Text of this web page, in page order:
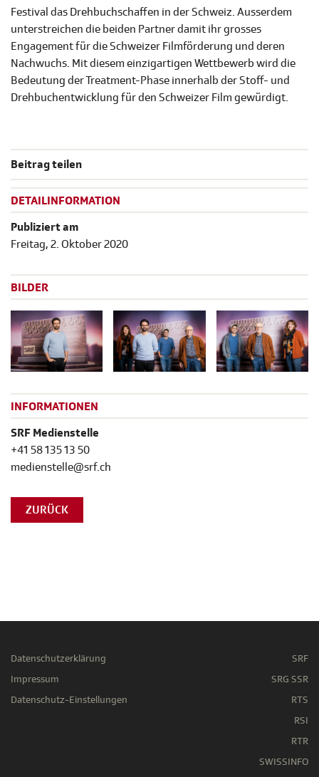
Festival das Drehbuchschaffen in der Schweiz. Ausserdem
unterstreichen die beiden Partner damit ihr grosses
Engagement für die Schweizer Filmförderung und deren
Nachwuchs. Mit diesem einzigartigen Wettbewerb wird die
Bedeutung der Treatment-Phase innerhalb der Stoff- und
Drehbuchentwicklung für den Schweizer Film gewürdigt.
Beitrag teilen
DETAILINFORMATION
Publiziert am
Freitag, 2. Oktober 2020
BILDER
INFORMATIONEN
SRF Medienstelle
+41 58 135 13 50
medienstelle@srf.ch
ZURÜCK
Datenschutzerklärung
Impressum
Datenschutz-Einstellungen
SRF
SRG SSR
RTS
RSI
RTR
SWISSINFO